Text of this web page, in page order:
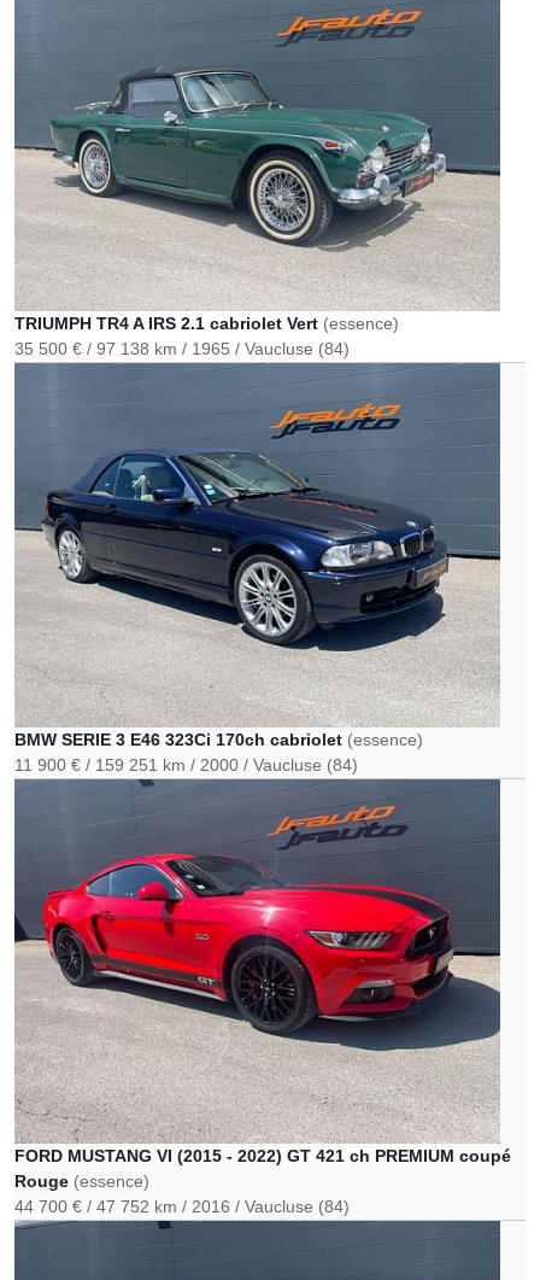
TRIUMPH TR4 A IRS 2.1 cabriolet Vert (essence)
35 500 €
97 138 km 1965 Vaucluse (84)
BMW SERIE 3 E46 323Ci 170ch cabriolet (essence)
11 900 €
159 251 km 2000 Vaucluse (84)
FORD MUSTANG VI (2015 - 2022) GT 421 ch PREMIUM coupé
Rouge (essence)
44 700 €
47 752 km 2016 Vaucluse (84)